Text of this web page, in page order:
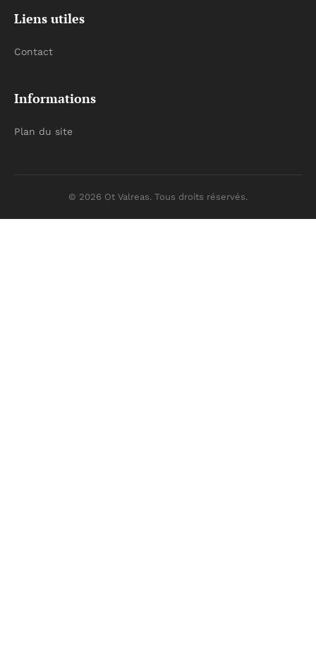
Liens utiles
Contact
Informations
Plan du site
© 2026 Ot Valreas. Tous droits réservés.